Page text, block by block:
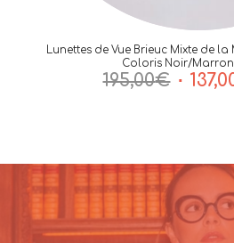
Lunettes de Vue Brieuc Mixte de
Coloris Noir/Marron
195,00€ Le